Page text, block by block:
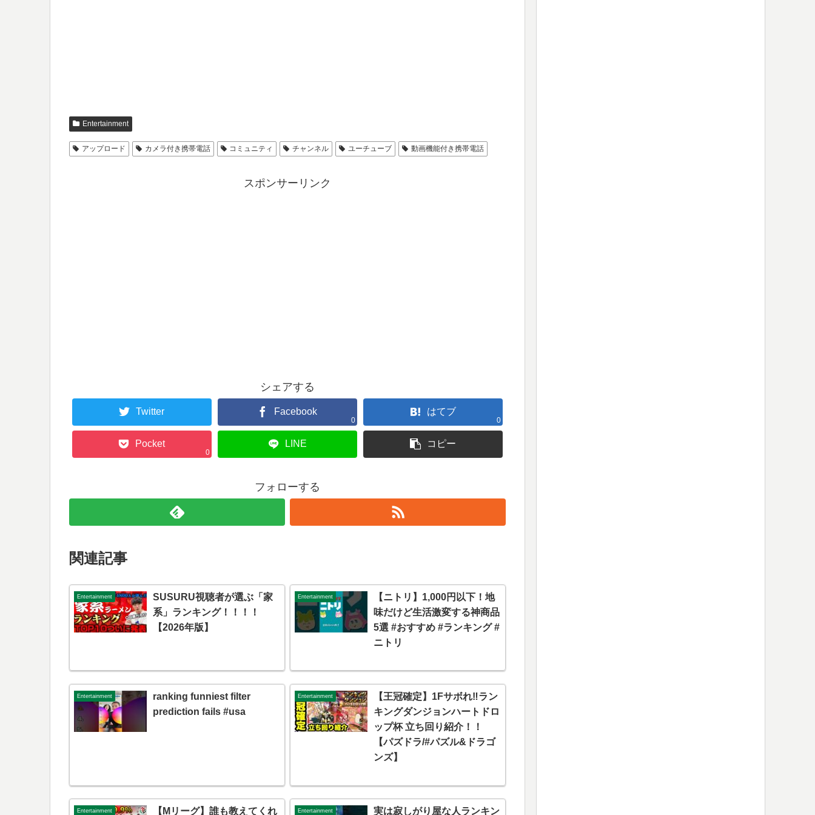
Entertainment
アップロード カメラ付き携帯電話 コミュニティ チャンネル ユーチューブ 動画機能付き携帯電話
スポンサーリンク
シェアする
Twitter Facebook
0
はてブ
0
Pocket
0
LINE コピー
フォローする
関連記事
Entertainment
SUSURU視聴者が選ぶ「家
系」ランキング！！！！
【2026年版】
Entertainment
【ニトリ】1,000円以下！地
味だけど生活激変する神商品
5選 #おすすめ #ランキング #
ニトリ
Entertainment
ranking funniest filter
prediction fails #usa
Entertainment
【王冠確定】1Fサボれ‼️ラン
キングダンジョンハートドロ
ップ杯 立ち回り紹介！！
【パズドラ/#パズル&ドラゴ
ンズ】
Entertainment 【Mリーグ】誰も教えてくれ Entertainment 実は寂しがり屋な人ランキン